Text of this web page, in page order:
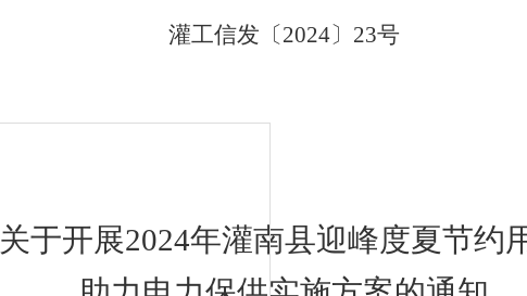
灌工信发〔2024〕23号
关于开展2024年灌南县迎峰度夏节约